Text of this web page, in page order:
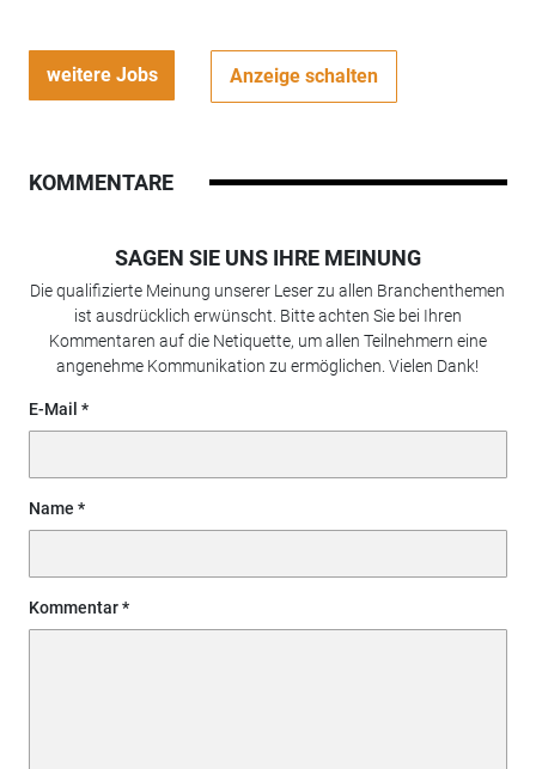
weitere Jobs Anzeige schalten
KOMMENTARE
SAGEN SIE UNS IHRE MEINUNG
Die qualifizierte Meinung unserer Leser zu allen Branchenthemen
ist ausdrücklich erwünscht. Bitte achten Sie bei Ihren
Kommentaren auf die Netiquette, um allen Teilnehmern eine
angenehme Kommunikation zu ermöglichen. Vielen Dank!
E-Mail
Name
Kommentar